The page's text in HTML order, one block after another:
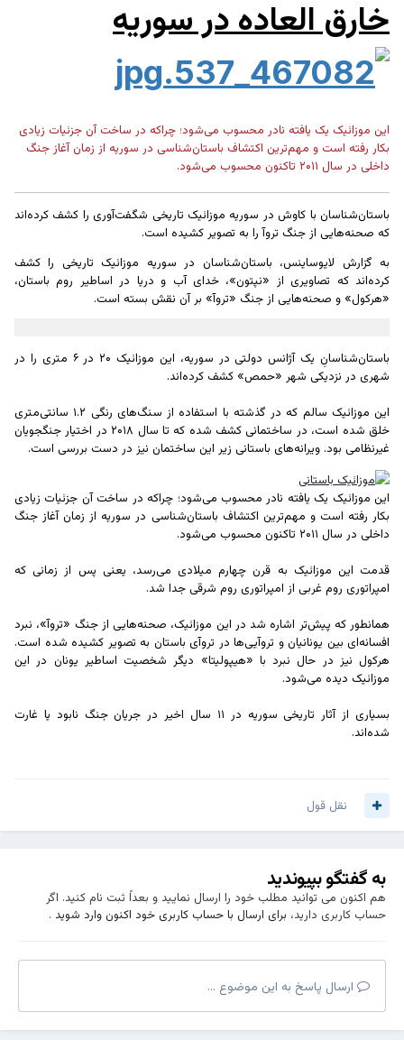
خارق العاده در سوریه
این موزائیک یک یافته نادر محسوب می‌شود؛ چراکه در ساخت آن جزئیات زیادی
بکار رفته است و مهم‌ترین اکتشاف باستان‌شناسی در سوریه از زمان آغاز جنگ
داخلی در سال ۲۰۱۱ تاکنون محسوب می‌شود.
باستان‌شناسان با کاوش در سوریه موزائیک تاریخی شگفت‌آوری را کشف کرده‌اند
که صحنه‌هایی از جنگ تروآ را به تصویر کشیده است.
به گزارش لایوساینس، باستان‌شناسان در سوریه موزائیک تاریخی را کشف
کرده‌اند که تصاویری از «نپتون»، خدای آب و دریا در اساطیر روم باستان،
«هرکول» و صحنه‌هایی از جنگ «تروآ» بر آن نقش بسته است.
باستان‌شناسانِ یک آژانس دولتی در سوریه، این موزائیک ۲۰ در ۶ متری را در
شهری در نزدیکی شهر «حمص» کشف کرده‌اند.
این موزائیک سالم که در گذشته با استفاده از سنگ‌های رنگی ۱.۲ سانتی‌متری
خلق شده است، در ساختمانی کشف شده که تا سال ۲۰۱۸ در اختیار جنگجویان
غیرنظامی بود. ویرانه‌های باستانی زیر این ساختمان نیز در دست بررسی است.
این موزائیک یک یافته نادر محسوب می‌شود؛ چراکه در ساخت آن جزئیات زیادی
بکار رفته است و مهم‌ترین اکتشاف باستان‌شناسی در سوریه از زمان آغاز جنگ
داخلی در سال ۲۰۱۱ تاکنون محسوب می‌شود.
قدمت این موزائیک به قرن چهارم میلادی می‌رسد، یعنی پس از زمانی که
امپراتوری روم غربی از امپراتوری روم شرقی جدا شد.
همانطور که پیش‌تر اشاره شد در این موزائیک، صحنه‌هایی از جنگ «تروآ»، نبرد
افسانه‌ای بین یونانیان و تروآیی‌ها در تروآی باستان به تصویر کشیده شده است.
هرکول نیز در حال نبرد با «هیپولیتا» دیگر شخصیت اساطیر یونان در این
موزائیک دیده می‌شود.
بسیاری از آثار تاریخی سوریه در ۱۱ سال اخیر در جریان جنگ نابود یا غارت
شده‌اند.
نقل قول
به گفتگو بپیوندید
هم اکنون می توانید مطلب خود را ارسال نمایید و بعداً ثبت نام کنید. اگر
حساب کاربری دارید، برای ارسال با حساب کاربری خود اکنون وارد شوید.
ارسال پاسخ به این موضوع ...